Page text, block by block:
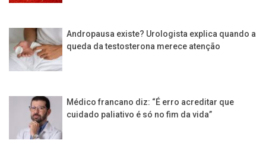
Andropausa existe? Urologista explica quando a
queda da testosterona merece atenção
Médico francano diz: “É erro acreditar que
cuidado paliativo é só no fim da vida”